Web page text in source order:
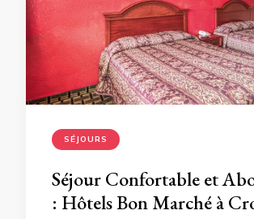
SÉJOURS
Séjour Confortable et
: Hôtels Bon Marché à